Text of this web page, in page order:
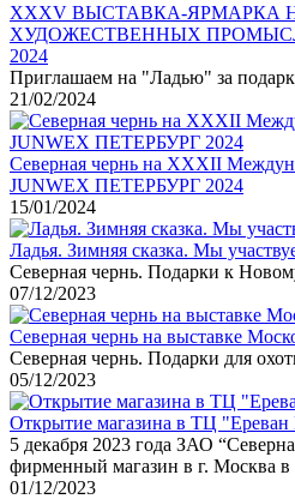
XXХV ВЫСТАВКА-ЯРМАРКА
ХУДОЖЕСТВЕННЫХ
2024
Приглашаем на "Ладью" за
21/02/2024
Северная чернь на XXXII
JUNWEX ПЕТЕРБУРГ 2024
15/01/2024
Ладья. Зимняя сказка. Мы
Северная чернь. Подарки к
07/12/2023
Северная чернь на выставке
Северная чернь. Подарки для
05/12/2023
Открытие магазина в ТЦ "Ереван
5 декабря 2023 года ЗАО
фирменный магазин в г. Москва
01/12/2023